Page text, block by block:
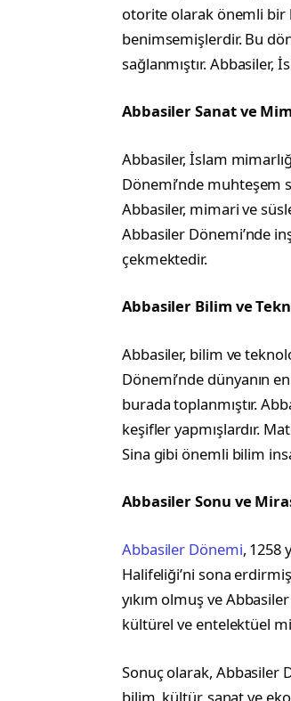
otorite olarak önemli bir
benimsemişlerdir. Bu
sağlanmıştır. Abbasiler,
Abbasiler Sanat ve
Abbasiler, İslam
Dönemi’nde muhteşem
Abbasiler, mimari ve
Abbasiler Dönemi’nde
çekmektedir.
Abbasiler Bilim ve
Abbasiler, bilim ve
Dönemi’nde dünyanın
burada toplanmıştır.
keşifler yapmışlardır.
Sina gibi önemli bilim
Abbasiler Sonu ve
Abbasiler Dönemi, 1258
Halifeliği’ni sona
yıkım olmuş ve
kültürel ve entelektüel
Sonuç olarak, Abbasiler
bilim, kültür, sanat ve